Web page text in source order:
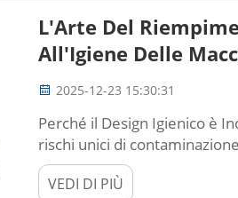
L'Arte Del
All'Igiene Delle
2025-12-23 15:30:31
Perché il Design Igienico è
rischi unici di
dell'acqua a temperatura
moltiplicarsi rapidamente,
VEDI DI PIÙ